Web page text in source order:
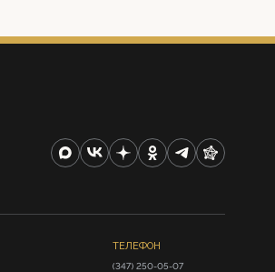
ТЕЛЕФОН
(347) 250-05-07